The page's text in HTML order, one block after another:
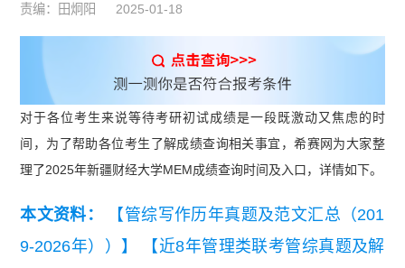
责编：田炯阳 2025-01-18
对于各位考生来说等待考研初试成绩是一段既激动又焦虑的时
间，为了帮助各位考生了解成绩查询相关事宜，希赛网为大家整
理了2025年新疆财经大学MEM成绩查询时间及入口，详情如下。
本文资料：
【管综写作历年真题及范文汇总（201
9-2026年））】
【近8年管理类联考管综真题及解